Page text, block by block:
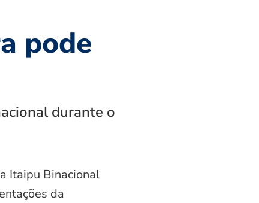
pode
durante o
Itaipu Binacional
da